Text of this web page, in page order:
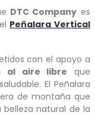
DTC Company es
Peñalara Vertical
con el apoyo a
al aire libre que
El Peñalara
de montaña que
natural de la